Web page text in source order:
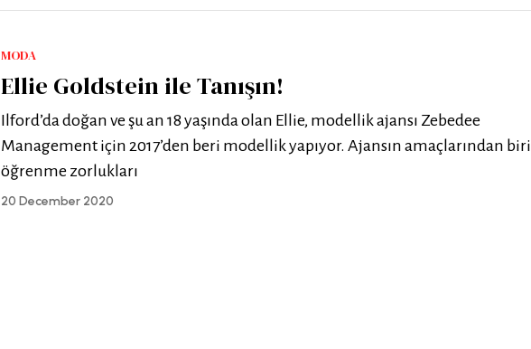
MODA
Ellie Goldstein ile Tanışın!
Ilford’da doğan ve şu an 18 yaşında olan Ellie, modellik ajansı Zebedee
Management için 2017’den beri modellik yapıyor. Ajansın amaçlarından biri
öğrenme zorlukları
20 December 2020